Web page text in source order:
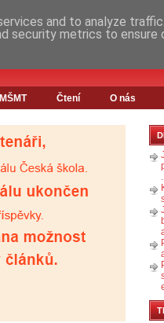
MŠMT Čtení O nás
and to analyze
security metrics to